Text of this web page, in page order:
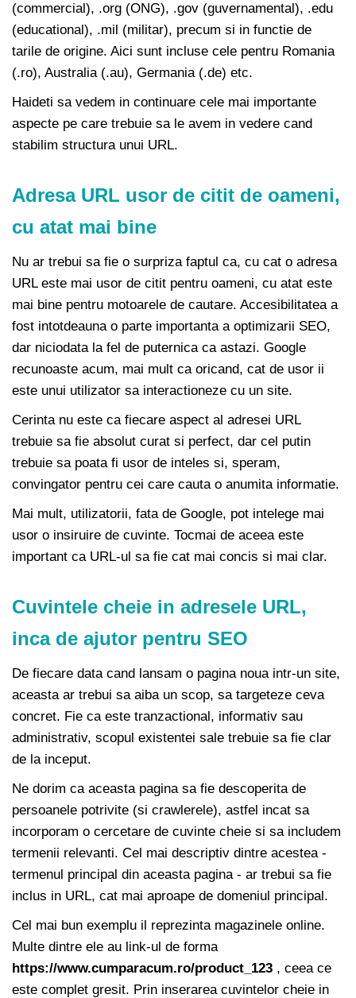
(commercial), .org (ONG), .gov (guvernamental), .edu
(educational), .mil (militar), precum si in functie de
tarile de origine. Aici sunt incluse cele pentru Romania
(.ro), Australia (.au), Germania (.de) etc.
Haideti sa vedem in continuare cele mai importante
aspecte pe care trebuie sa le avem in vedere cand
stabilim structura unui URL.
Adresa URL usor de citit de oameni,
cu atat mai bine
Nu ar trebui sa fie o surpriza faptul ca, cu cat o adresa
URL este mai usor de citit pentru oameni, cu atat este
mai bine pentru motoarele de cautare. Accesibilitatea a
fost intotdeauna o parte importanta a optimizarii SEO,
dar niciodata la fel de puternica ca astazi. Google
recunoaste acum, mai mult ca oricand, cat de usor ii
este unui utilizator sa interactioneze cu un site.
Cerinta nu este ca fiecare aspect al adresei URL
trebuie sa fie absolut curat si perfect, dar cel putin
trebuie sa poata fi usor de inteles si, speram,
convingator pentru cei care cauta o anumita informatie.
Mai mult, utilizatorii, fata de Google, pot intelege mai
usor o insiruire de cuvinte. Tocmai de aceea este
important ca URL-ul sa fie cat mai concis si mai clar.
Cuvintele cheie in adresele URL,
inca de ajutor pentru SEO
De fiecare data cand lansam o pagina noua intr-un site,
aceasta ar trebui sa aiba un scop, sa targeteze ceva
concret. Fie ca este tranzactional, informativ sau
administrativ, scopul existentei sale trebuie sa fie clar
de la inceput.
Ne dorim ca aceasta pagina sa fie descoperita de
persoanele potrivite (si crawlerele), astfel incat sa
incorporam o cercetare de cuvinte cheie si sa includem
termenii relevanti. Cel mai descriptiv dintre acestea -
termenul principal din aceasta pagina - ar trebui sa fie
inclus in URL, cat mai aproape de domeniul principal.
Cel mai bun exemplu il reprezinta magazinele online.
Multe dintre ele au link-ul de forma
https://www.cumparacum.ro/product_123 , ceea ce
este complet gresit. Prin inserarea cuvintelor cheie in